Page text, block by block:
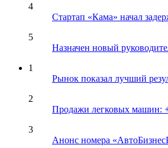
4
Стартап «Кама» начал
5
Назначен новый
1
Рынок показал лучший
2
Продажи легковых машин:
3
Анонс номера